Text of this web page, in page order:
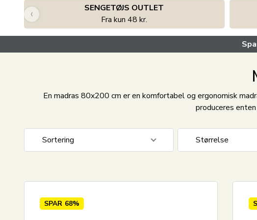
SENGETØJS OUTLET
Fra kun 48 kr.
‹
En madras 80x200 cm er en komfortabel og ergonomisk
produceres
Sortering
Nyeste
Størrelse
SPAR 68%